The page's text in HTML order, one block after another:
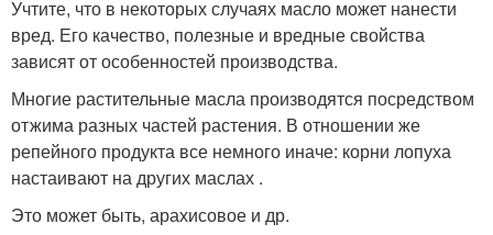
Учтите, что в некоторых случаях масло может нанести
вред. Его качество, полезные и вредные свойства
зависят от особенностей производства.
Многие растительные масла производятся посредством
отжима разных частей растения. В отношении же
репейного продукта все немного иначе: корни лопуха
настаивают на других маслах .
Это может быть, арахисовое и др.